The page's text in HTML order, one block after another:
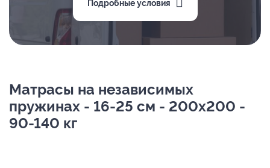
Подробные условия
Матрасы на независимых
пружинах - 16-25 см - 200х200 -
90-140 кг